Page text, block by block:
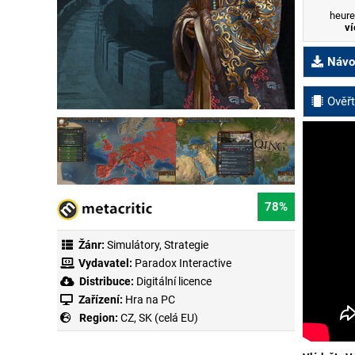
78%
Žánr: Simulátory, Strategie
Vydavatel: Paradox Interactive
Distribuce: Digitální licence
Zařízení: Hra na PC
Region: CZ, SK (celá EU)